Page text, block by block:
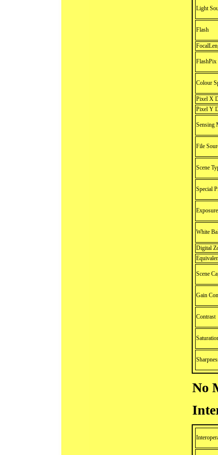
Light
Flash
FlashPix
Colour
Pixel X
Pixel Y
Sensing
File
Scene
Special
White
Digital
Scene
Gain
Contrast
No